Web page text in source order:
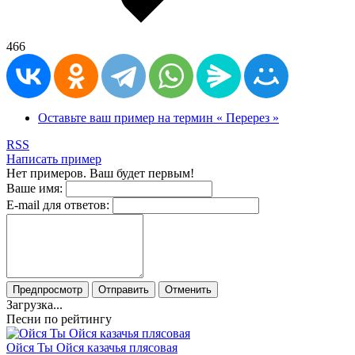
466
Оставьте ваш пример на термин « Перерез »
RSS
Написать пример
Нет примеров. Ваш будет первым!
Ваше имя:
E-mail для ответов:
Предпросмотр Отправить Отменить
Загрузка...
Песни по рейтингу
Ойся Ты Ойся казачья плясовая